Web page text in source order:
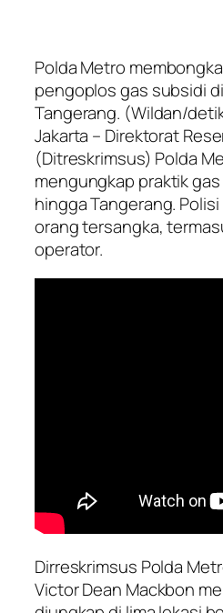
Polda Metro
pengoplos gas subsidi
Tangerang. (Wildan/
Jakarta – Direktorat
(Ditreskrimsus) Polda
mengungkap praktik
hingga Tangerang. Polisi
orang tersangka,
operator.
Dirreskrimsus Polda
Victor Dean Mackbon